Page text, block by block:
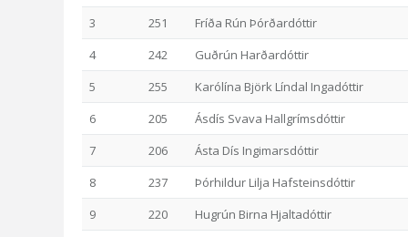
3
251
Fríða Rún Þórðardóttir
4
242
Guðrún Harðardóttir
5
255
Karólína Björk Líndal Ingadóttir
6
205
Ásdís Svava Hallgrímsdóttir
7
206
Ásta Dís Ingimarsdóttir
8
237
Þórhildur Lilja Hafsteinsdóttir
9
220
Hugrún Birna Hjaltadóttir